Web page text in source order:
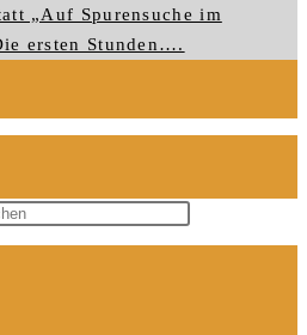
„Auf Spurensuche im
ersten Stunden….
Escape